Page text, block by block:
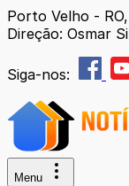
Porto Velho -
Direção: Osmar
Siga-nos:
Menu